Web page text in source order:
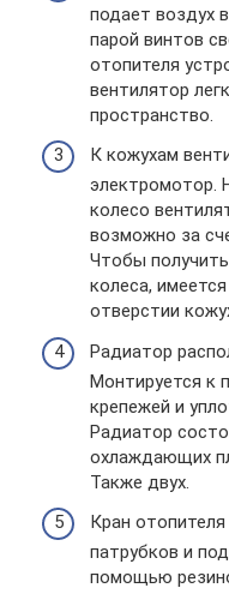
подает воздух
парой винтов
отопителя
вентилятор
пространство.
К кожухам
электромотор.
колесо
возможно за
Чтобы
колеса,
отверстии
Радиатор
Монтируется к
крепежей и
Радиатор
охлаждающих
Также двух.
Кран
патрубков и
помощью